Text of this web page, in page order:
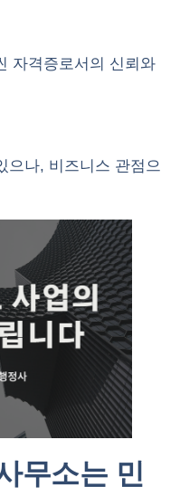
자격증로서의 신뢰와
으나, 비즈니스 관점으
무소는 민